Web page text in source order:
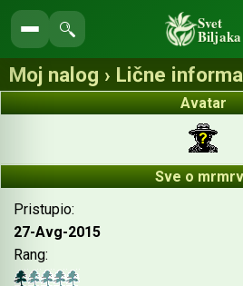
Pretraga
sajta
Svet
Biljaka
Moj nalog › Lične
Avatar
Sve o
Pristupio:
27-Avg-2015
Rang: